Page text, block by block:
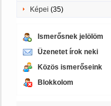
Képei (35)
Ismerősnek jelölöm
Üzenetet írok neki
Közös ismerőseink
Blokkolom